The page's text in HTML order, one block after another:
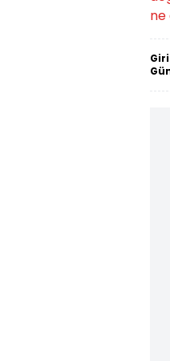
ne